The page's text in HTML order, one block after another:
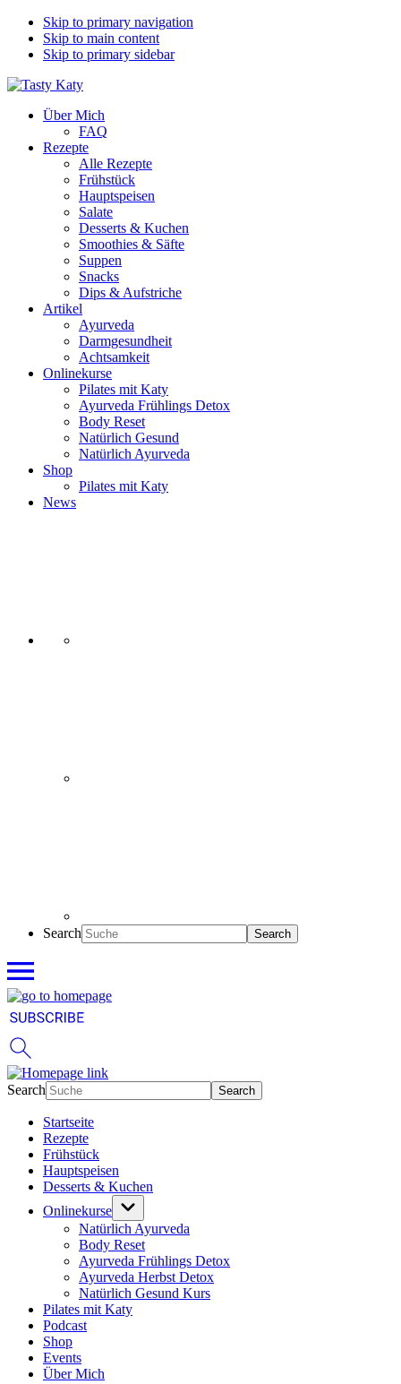
Skip to primary navigation
Skip to main content
Skip to primary sidebar
Über Mich
FAQ
Rezepte
Alle Rezepte
Frühstück
Hauptspeisen
Salate
Desserts & Kuchen
Smoothies & Säfte
Suppen
Snacks
Dips & Aufstriche
Artikel
Ayurveda
Darmgesundheit
Achtsamkeit
Onlinekurse
Pilates mit Katy
Ayurveda Frühlings Detox
Body Reset
Natürlich Gesund
Natürlich Ayurveda
Shop
Pilates mit Katy
News
Search
Search
Startseite
Rezepte
Frühstück
Hauptspeisen
Desserts & Kuchen
Onlinekurse
Natürlich Ayurveda
Body Reset
Ayurveda Frühlings Detox
Ayurveda Herbst Detox
Natürlich Gesund Kurs
Pilates mit Katy
Podcast
Shop
Events
Über Mich